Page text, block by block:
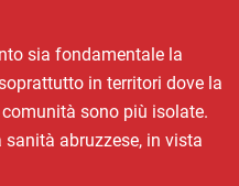
sia fondamentale la
in territori dove la
sono più isolate.
abruzzese, in vista